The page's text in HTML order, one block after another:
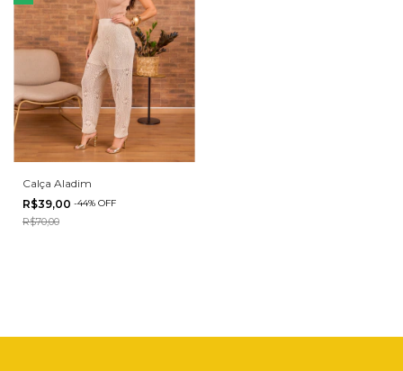
Calça Aladim
R$39,00 -44% OFF
R$70,00